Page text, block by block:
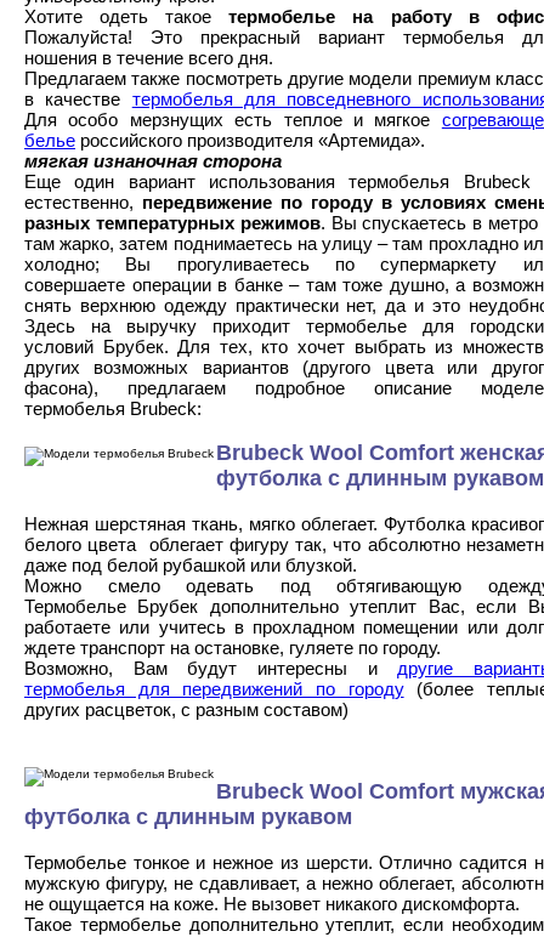
Хотите одеть такоетермобелье на работу в офис
Пожалуйста! Это прекрасный вариант термобелья
ношения в течение всего дня.
Предлагаем также посмотреть другие модели премиум
в качестве термобелья для повседневного
Для особо мерзнущих есть теплое и мягкое
белье российского производителя «Артемида».
мягкая изнаночная сторона
Еще один вариант использования термобелья Brubeck
естественно, передвижение по городу в условиях
разных температурных режимов. Вы спускаетесь в метро
там жарко, затем поднимаетесь на улицу – там прохладно
холодно; Вы прогуливаетесь по супермаркету
совершаете операции в банке – там тоже душно, а
снять верхнюю одежду практически нет, да и это
Здесь на выручку приходит термобелье для
условий Брубек. Для тех, кто хочет выбрать из
других возможных вариантов (другого цвета или
фасона), предлагаем подробное описание
термобелья Brubeck:
Brubeck Wool Comfort
футболка с длинным рукавом
Нежная шерстяная ткань, мягко облегает. Футболка
белого цвета облегает фигуру так, что абсолютно
даже под белой рубашкой или блузкой.
Можно смело одевать под обтягивающую
Термобелье Брубек дополнительно утеплит Вас, если
работаете или учитесь в прохладном помещении или
ждете транспорт на остановке, гуляете по городу.
Возможно, Вам будут интересны и другие
термобелья для передвижений по городу(более
других расцветок, с разным составом)
Brubeck Wool Comfort
футболка с длинным рукавом
Термобелье тонкое и нежное из шерсти. Отлично садится
мужскую фигуру, не сдавливает, а нежно облегает,
не ощущается на коже. Не вызовет никакого дискомфорта.
Такое термобелье дополнительно утеплит, если